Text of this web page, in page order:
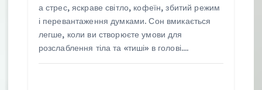
а стрес, яскраве світло, кофеїн, збитий режим
і перевантаження думками. Сон вмикається
легше, коли ви створюєте умови для
розслаблення тіла та «тиші» в голові.…